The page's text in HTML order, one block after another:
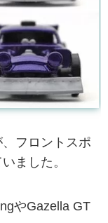
フロントスポ
ました。
やGazella GT